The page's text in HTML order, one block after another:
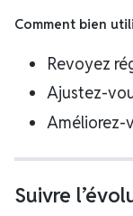
Comment bien
Revoyez
Ajustez-
Améliorez-
Suivre